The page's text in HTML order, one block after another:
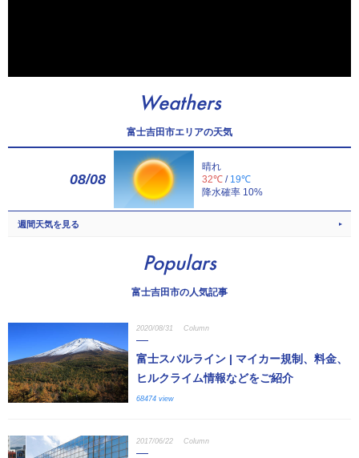
Weathers
富士吉田市エリアの天気
08/08
晴れ
32℃ / 19℃
降水確率 10%
週間天気を見る
Populars
富士吉田市の人気記事
2020/08/31 Column
富士スバルライン | マイカー規制、料金、
ヒルクライム情報などをご紹介
68474 view
2017/06/22 Column